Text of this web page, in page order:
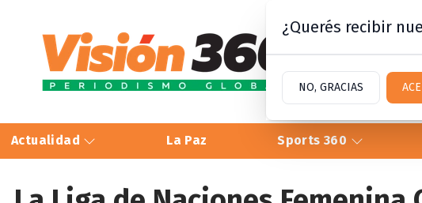
Actualidad La Paz Sports 360
¿Querés recibir
NO, GRACIAS